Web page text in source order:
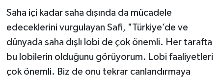
Saha içi kadar saha dışında da mücadele
edeceklerini vurgulayan Safi, "Türkiye’de ve
dünyada saha dışlı lobi de çok önemli. Her tarafta
bu lobilerin olduğunu görüyorum. Lobi faaliyetleri
çok önemli. Biz de onu tekrar canlandırmaya